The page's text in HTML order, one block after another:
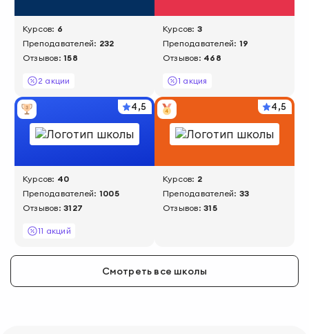
Курсов: 6
Преподавателей: 232
Отзывов:158
2 акции
Курсов: 3
Преподавателей: 19
Отзывов: 468
1 акция
4,5
Курсов: 40
Преподавателей: 1005
Отзывов:3127
11 акций
4,5
Курсов: 2
Преподавателей: 33
Отзывов:315
Смотреть все школы